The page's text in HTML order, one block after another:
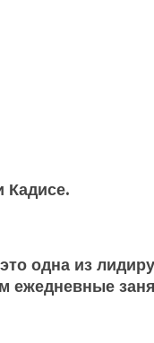
Кадисе.
одна из
ежедневные